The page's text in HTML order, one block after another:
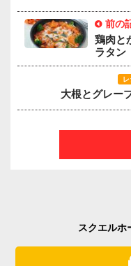
前の
鶏肉と
ラタン
大根とグレー
スクエルホ